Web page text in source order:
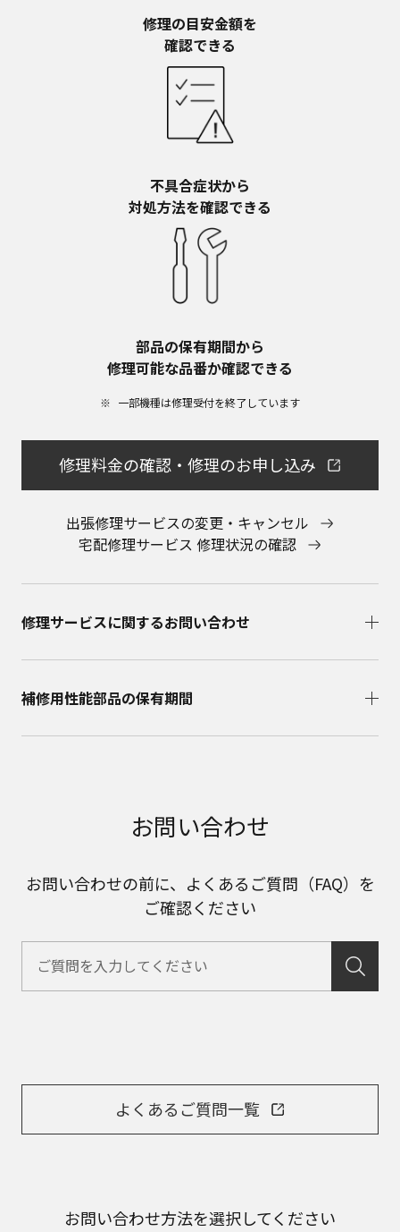
ウェブサイトに掲載する場合もあります。ただ
し、本ウェブサイトに公開されている取扱説明書
は、商品本体に同梱する取扱説明書の変更の度に
修正・更新するものではありません。
商品には、取扱説明書を補足する操作ガイドなど
の印刷物が同梱されていることがありますが、本
ウェブサイトではそれらの印刷物は公開しており
商品ご使用時の安全上のご注意については、取扱
説明書に記載または別途同梱の別紙にてお客様に
ご提供しておりますが、本ウェブサイトでは別紙
にて提供している情報は公開しておりません。
取扱説明書中に記載する安全上のご注意は、法的
開されている取扱説明書に記載の安全上のご注意
についてのご質問等がありましたら、ご購入店、
会社に直接お問い合わせください。
かったことにより万一損害（データの破損・業務の中
断・営業情報の損失などによる損害を含む）が生じ、
の可能性があることについてあらかじめ知らされた場
合でも、当社は一切責任を負いませんことをご了承く
本ウェブサイトのサービスの中止、変更など
容や条件を変更する場合があります。あらかじめご了
取扱説明書は、商品をご購入いただいたお客様のため
の資料です。本ウェブサイトに公開されている取扱説
修理の目安金額を​
確認できる
不具合症状から​
対処方法を確認できる
部品の保有期間から​
修理可能な品番か確認できる
一部機種は修理受付を終了しています​
修理料金の確認・修理のお申し込み
出張修理サービスの変更・キャンセル
宅配修理サービス 修理状況の確認
修理サービスに関するお問い合わせ​
補修用性能部品の保有期間​
お問い合わせ
お問い合わせの前に、よくあるご質問（FAQ）を
ご確認ください
よくあるご質問一覧
お問い合わせ方法を選択してください